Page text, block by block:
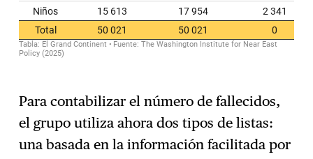
Para contabilizar el número de fallecidos,
el grupo utiliza ahora dos tipos de listas:
una basada en la información facilitada por